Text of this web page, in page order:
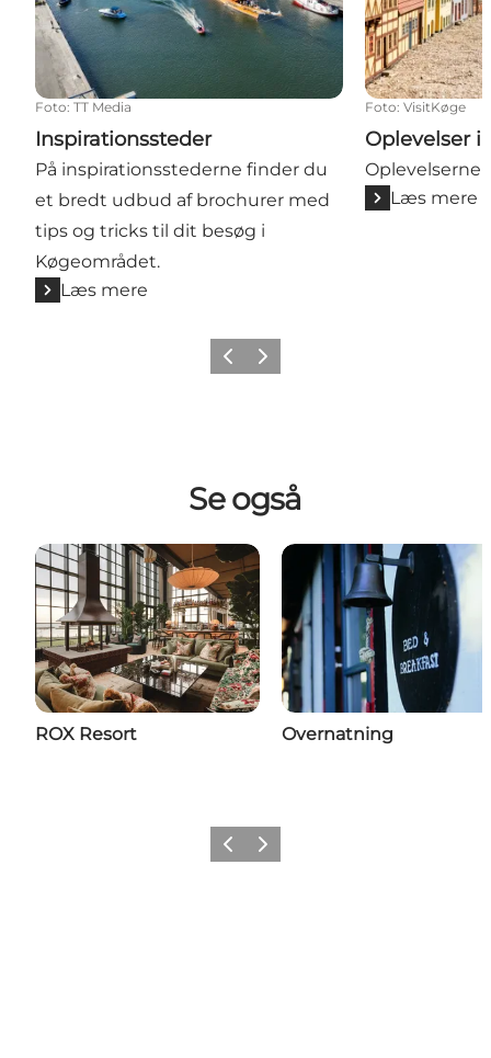
Foto: TT Media
Inspirationssteder
På inspirationsstederne finder du
et bredt udbud af brochurer med
tips og tricks til dit besøg i
Køgeområdet.
Læs mere
Foto: VisitKøge
Oplevelser i
Oplevelserne
Læs mere
Forrige billede
Næste billede
Se også
ROX Resort Overnatning
Forrige billede
Næste billede